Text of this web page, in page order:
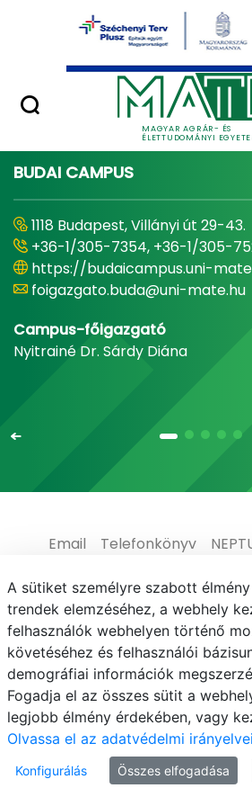
Ugrás a fő tartalomhoz
MAGYAR AGRÁR- ÉS
ÉLETTUDOMÁNYI
Minőségügy
Home -
BUDAI CAMPUS
1118 Budapest, Villányi út 29-43.
+36-1/305-7354, +36-1/305-
https://budaicampus.uni-
foigazgato.buda@uni-mate.hu
Campus-főigazgató
Nyitrainé Dr. Sárdy Diána
Email Telefonkönyv
Médiaközpont
Adatvédelem
© MATE 2021
A sütiket személyre szabott
trendek elemzéséhez, a webhely
felhasználók webhelyen történő
követéséhez és felhasználói
demográfiai információk
Fogadja el az összes sütit a
legjobb élmény érdekében, vagy
Olvassa el az adatvédelmi
Konfigurálás Összes elfogadása